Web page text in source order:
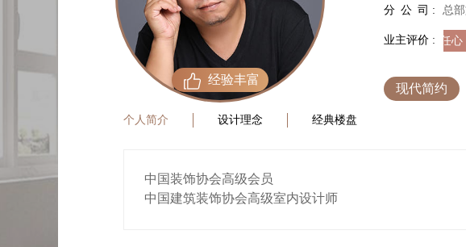
经验丰富
分 公 司 : 总
业主评价 :
效果和预想一致 设计有品位 很有责任心
现代简约
个人简介 设计理念 经典楼盘
中国装饰协会高级会员
中国建筑装饰协会高级室内设计师